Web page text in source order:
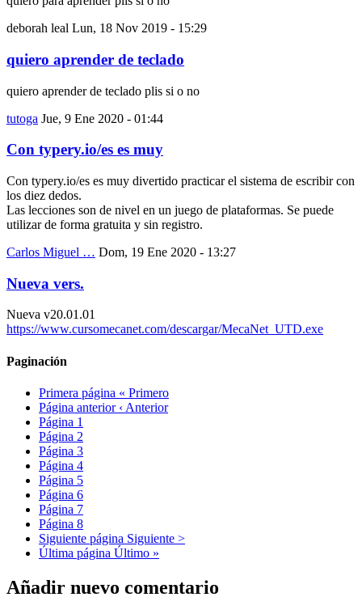
deborah leal Lun, 18 Nov 2019 - 15:29
quiero aprender de teclado
quiero aprender de teclado plis si o no
tutoga Jue, 9 Ene 2020 - 01:44
Con typery.io/es es muy
Con typery.io/es es muy divertido practicar el sistema de escribir con
los diez dedos.
Las lecciones son de nivel en un juego de plataformas. Se puede
utilizar de forma gratuita y sin registro.
Carlos Miguel … Dom, 19 Ene 2020 - 13:27
Nueva vers.
Nueva v20.01.01
https://www.cursomecanet.com/descargar/MecaNet_UTD.exe
Paginación
Primera página « Primero
Página anterior ‹ Anterior
Página 1
Página 2
Página 3
Página 4
Página 5
Página 6
Página 7
Página 8
Siguiente página Siguiente >
Última página Último »
Añadir nuevo comentario